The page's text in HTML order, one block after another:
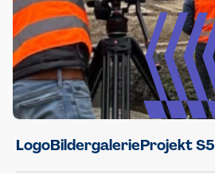
LogoBildergalerieProjekt S5